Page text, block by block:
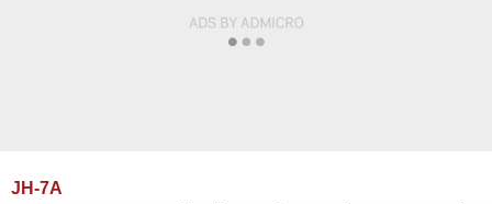
JH-7A